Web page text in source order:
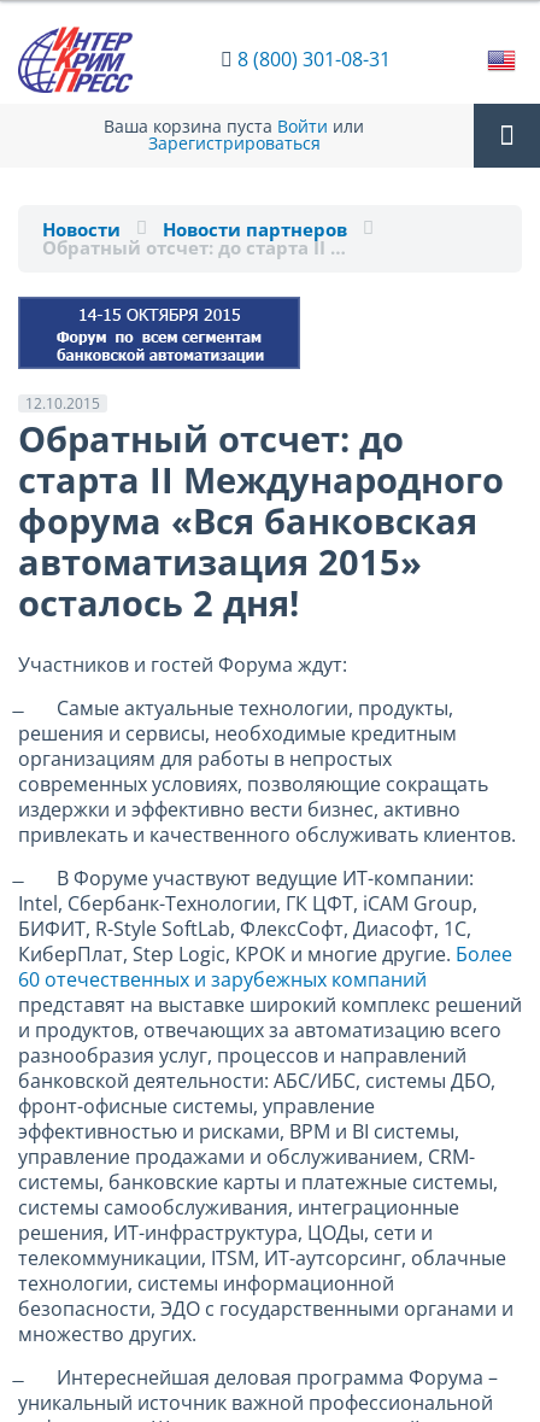
8 (800) 301-08-31
Ваша корзина пуста Войти или
Зарегистрироваться
Новости Новости партнеров
Обратный отсчет: до старта II …
12.10.2015
Обратный отсчет: до
старта II Международного
форума «Вся банковская
автоматизация 2015»
осталось 2 дня!
Участников и гостей Форума ждут:
̶ Самые актуальные технологии, продукты,
решения и сервисы, необходимые кредитным
организациям для работы в непростых
современных условиях, позволяющие сокращать
издержки и эффективно вести бизнес, активно
привлекать и качественного обслуживать клиентов.
̶ В Форуме участвуют ведущие ИТ-компании:
Intel, Сбербанк-Технологии, ГК ЦФТ, iCAM Group,
БИФИТ, R-Style SoftLab, ФлексСофт, Диасофт, 1С,
КиберПлат, Step Logic, КРОК и многие другие. Более
60 отечественных и зарубежных компаний
представят на выставке широкий комплекс решений
и продуктов, отвечающих за автоматизацию всего
разнообразия услуг, процессов и направлений
банковской деятельности: АБС/ИБС, системы ДБО,
фронт-офисные системы, управление
эффективностью и рисками, BPM и BI системы,
управление продажами и обслуживанием, CRM-
системы, банковские карты и платежные системы,
системы самообслуживания, интеграционные
решения, ИТ-инфраструктура, ЦОДы, сети и
телекоммуникации, ITSM, ИТ-аутсорсинг, облачные
технологии, системы информационной
безопасности, ЭДО с государственными органами и
множество других.
̶ Интереснейшая деловая программа Форума –
уникальный источник важной профессиональной